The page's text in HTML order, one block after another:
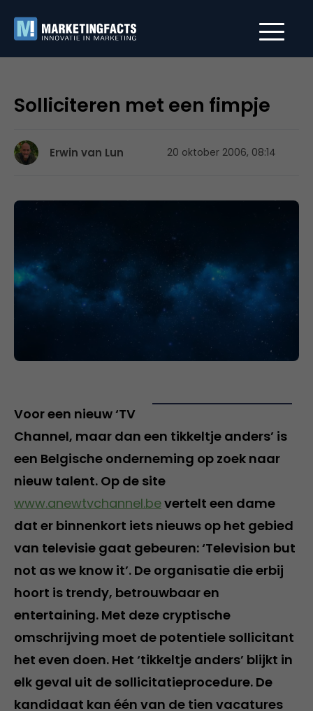
Solliciteren met een fimpje
Erwin van Lun 20 oktober 2006, 08:14
Voor een nieuw ‘TV
Channel, maar dan een tikkeltje anders’ is
een Belgische onderneming op zoek naar
nieuw talent. Op de site
www.anewtvchannel.bevertelt een dame
dat er binnenkort iets nieuws op het gebied
van televisie gaat gebeuren: ‘Television but
not as we know it’. De organisatie die erbij
hoort is trendy, betrouwbaar en
entertaining. Met deze cryptische
omschrijving moet de potentiele sollicitant
het even doen. Het ‘tikkeltje anders’ blijkt in
elk geval uit de sollicitatieprocedure. De
kandidaat kan één van de tien vacatures